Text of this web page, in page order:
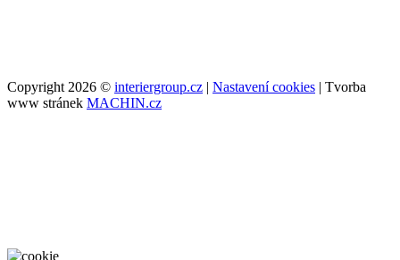
Copyright 2026 © interiergroup.cz | Nastavení cookies | Tvorba
www stránek MACHIN.cz